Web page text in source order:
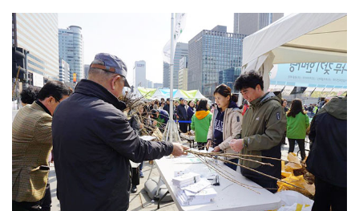
털 R
L
사
유
하
기
크
게
변
경
하
기
작
게
변
경
하
기